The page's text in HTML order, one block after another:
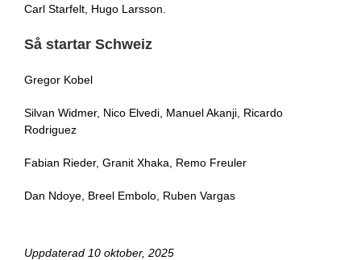
Carl Starfelt, Hugo Larsson.
Så startar Schweiz
Gregor Kobel
Silvan Widmer, Nico Elvedi, Manuel Akanji, Ricardo
Rodriguez
Fabian Rieder, Granit Xhaka, Remo Freuler
Dan Ndoye, Breel Embolo, Ruben Vargas
Uppdaterad 10 oktober, 2025